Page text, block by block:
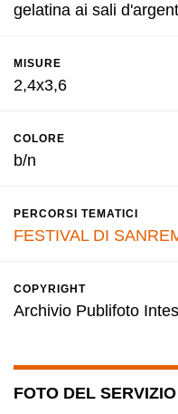
gelatina ai sali
MISURE
2,4x3,6
COLORE
b/n
PERCORSI TEMATICI
FESTIVAL DI
COPYRIGHT
Archivio Publifoto
FOTO DEL